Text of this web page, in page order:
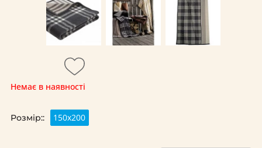
Немає в наявності
Розмір:: 150х200